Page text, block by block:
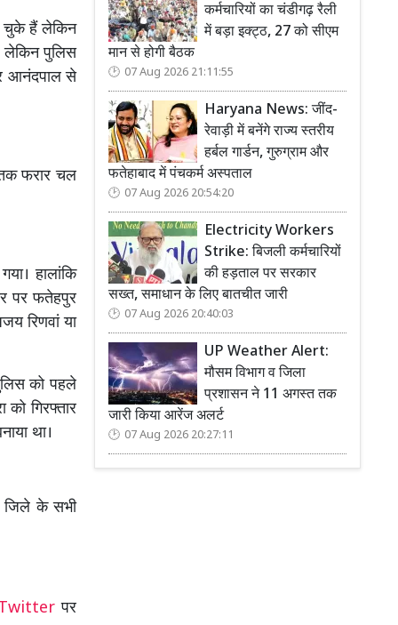
चुके हैं लेकिन
लेकिन पुलिस
आनंदपाल से
फरार चल
हालांकि
पर फतेहपुर
रिणवां या
को पहले
गिरफ्तार
था।
जिले के सभी
पर
कर्मचारियों का चंडीगढ़ रैली
में बड़ा इक्ट्ठ, 27 को सीएम
मान से होगी बैठक
07 Aug 2026 21:11:55
Haryana News: जींद-
रेवाड़ी में बनेंगे राज्य स्तरीय
हर्बल गार्डन, गुरुग्राम और
फतेहाबाद में पंचकर्म अस्पताल
07 Aug 2026 20:54:20
Electricity Workers
Strike: बिजली कर्मचारियों
की हड़ताल पर सरकार
सख्त, समाधान के लिए बातचीत जारी
07 Aug 2026 20:40:03
UP Weather Alert:
मौसम विभाग व जिला
प्रशासन ने 11 अगस्त तक
जारी किया आरेंज अलर्ट
07 Aug 2026 20:27:11